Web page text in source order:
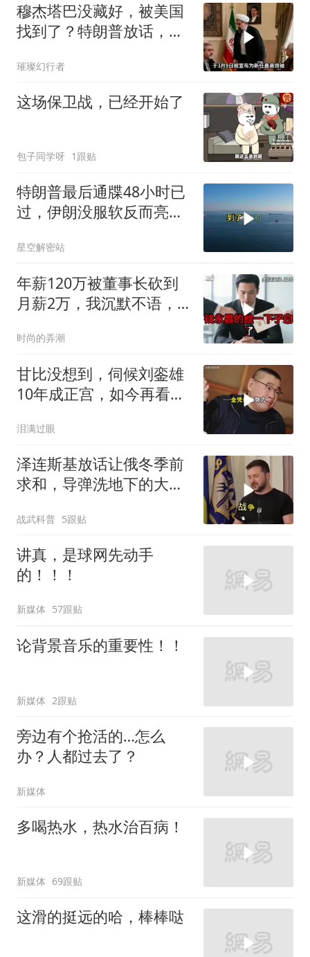
穆杰塔巴没藏好，被美国
找到了？特朗普放话，这
璀璨幻行者
这场保卫战，已经开始了
包子同学呀 1跟贴
特朗普最后通牒48小时已
过，伊朗没服软反而亮出
越被动
星空解密站
年薪120万被董事长砍到
月薪2万，我沉默不语，
我
时尚的弄潮
甘比没想到，伺候刘銮雄
10年成正宫，如今再看吕
泪满过眼
泽连斯基放话让俄冬季前
求和，导弹洗地下的大饼
战武科普 5跟贴
讲真，是球网先动手
的！！！
新媒体 57跟贴
论背景音乐的重要性！！
新媒体 2跟贴
旁边有个抢活的…怎么
办？人都过去了？
新媒体
多喝热水，热水治百病！
新媒体 69跟贴
这滑的挺远的哈，棒棒哒